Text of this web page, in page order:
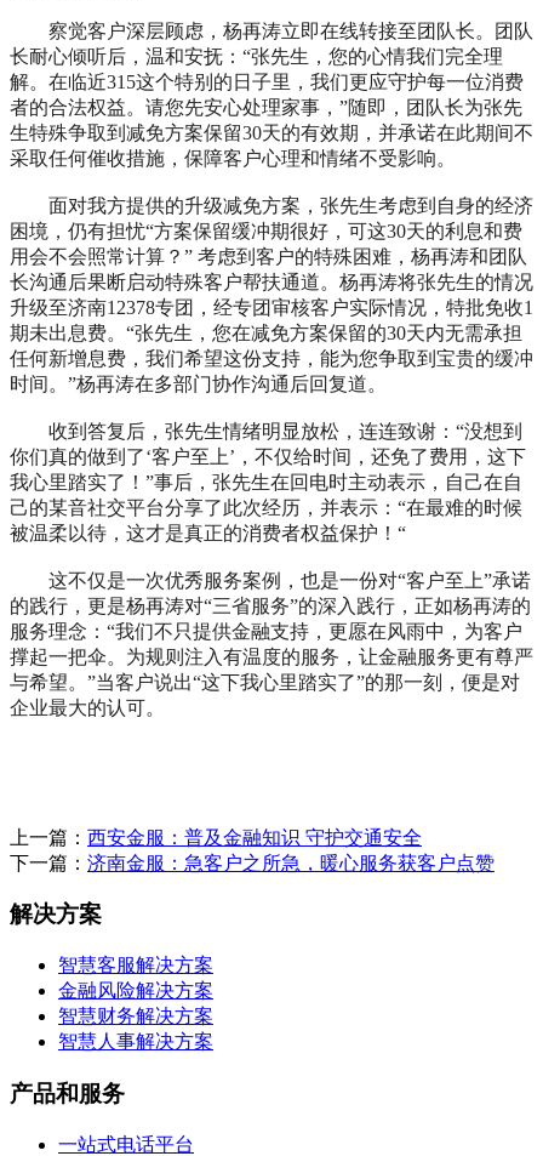
察觉客户深层顾虑，杨再涛立即在线转接至团队长。团队
长耐心倾听后，温和安抚：“张先生，您的心情我们完全理
解。在临近315这个特别的日子里，我们更应守护每一位消费
者的合法权益。请您先安心处理家事，”随即，团队长为张先
生特殊争取到减免方案保留30天的有效期，并承诺在此期间不
采取任何催收措施，保障客户心理和情绪不受影响。
面对我方提供的升级减免方案，张先生考虑到自身的经济
困境，仍有担忧“方案保留缓冲期很好，可这30天的利息和费
用会不会照常计算？” 考虑到客户的特殊困难，杨再涛和团队
长沟通后果断启动特殊客户帮扶通道。杨再涛将张先生的情况
升级至济南12378专团，经专团审核客户实际情况，特批免收1
期未出息费。“张先生，您在减免方案保留的30天内无需承担
任何新增息费，我们希望这份支持，能为您争取到宝贵的缓冲
时间。”杨再涛在多部门协作沟通后回复道。
收到答复后，张先生情绪明显放松，连连致谢：“没想到
你们真的做到了‘客户至上’，不仅给时间，还免了费用，这下
我心里踏实了！”事后，张先生在回电时主动表示，自己在自
己的某音社交平台分享了此次经历，并表示：“在最难的时候
被温柔以待，这才是真正的消费者权益保护！“
这不仅是一次优秀服务案例，也是一份对“客户至上”承诺
的践行，更是杨再涛对“三省服务”的深入践行，正如杨再涛的
服务理念：“我们不只提供金融支持，更愿在风雨中，为客户
撑起一把伞。为规则注入有温度的服务，让金融服务更有尊严
与希望。”当客户说出“这下我心里踏实了”的那一刻，便是对
企业最大的认可。
上一篇： 西安金服：普及金融知识 守护交通安全
下一篇： 济南金服：急客户之所急，暖心服务获客户点赞
解决方案
智慧客服解决方案
金融风险解决方案
智慧财务解决方案
智慧人事解决方案
产品和服务
一站式电话平台